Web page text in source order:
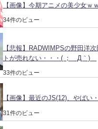
【画像】今期アニメの美少女ｗ
34件のビュー
【悲報】RADWIMPSの野田洋
トが売れない・・・( ；´Д｀)
33件のビュー
【画像】最近のJS(12)、やばい・
31件のビュー